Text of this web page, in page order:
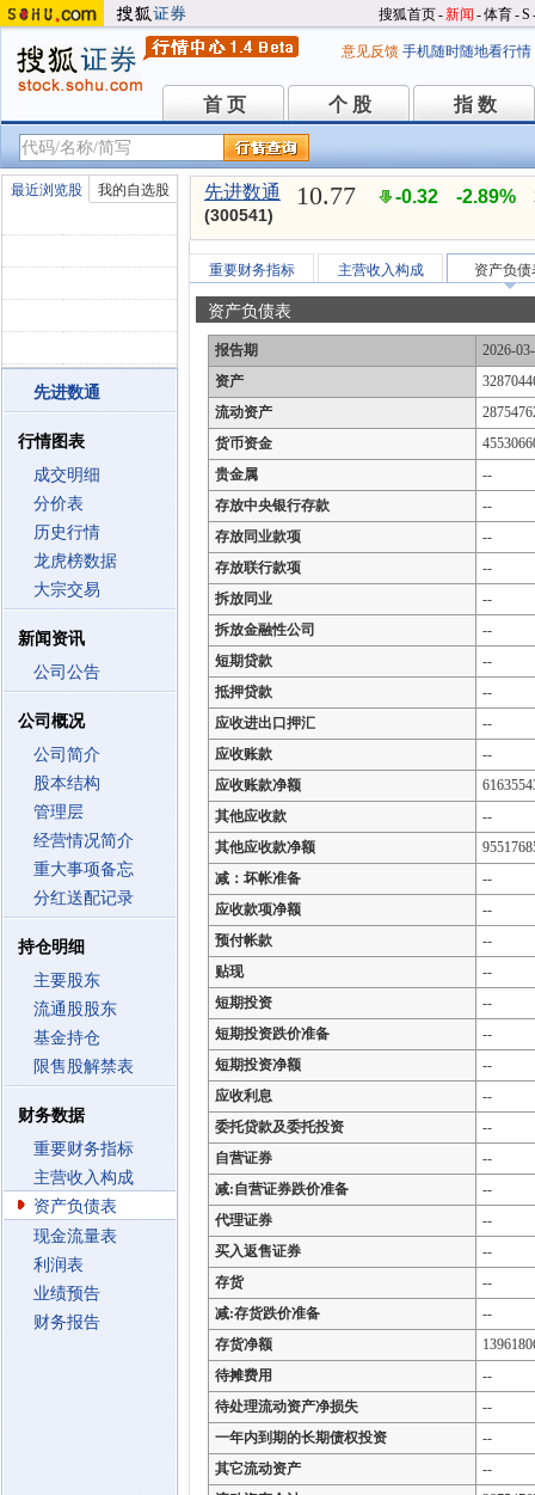
搜狐首页-新闻 -体育-S
意见反馈 手机随时随地看行情
首 页
首 页 个 股
个 股 指 数
指 数
最近浏览股 我的自选股
先进数通
行情图表
成交明细
分价表
历史行情
龙虎榜数据
大宗交易
新闻资讯
公司公告
公司概况
公司简介
股本结构
管理层
经营情况简介
重大事项备忘
分红送配记录
持仓明细
主要股东
流通股股东
基金持仓
限售股解禁表
财务数据
重要财务指标
主营收入构成
资产负债表
现金流量表
利润表
业绩预告
财务报告
先进数通
(300541)
10.77 -0.32 -2.89%
重要财务指标 主营收入构成 资产负债
资产负债表
报告期
2026-
资产
流动资产
货币资金
贵金属
--
存放中央银行存款
--
存放同业款项
--
存放联行款项
--
拆放同业
--
拆放金融性公司
--
短期贷款
--
抵押贷款
--
应收进出口押汇
--
应收账款
--
应收账款净额
其他应收款
--
其他应收款净额
减：坏帐准备
--
应收款项净额
--
预付帐款
--
贴现
--
短期投资
--
短期投资跌价准备
--
短期投资净额
--
应收利息
--
委托贷款及委托投资
--
自营证券
--
减:自营证券跌价准备
--
代理证券
--
买入返售证券
--
存货
--
减:存货跌价准备
--
存货净额
待摊费用
--
待处理流动资产净损失
--
一年内到期的长期债权投资
--
其它流动资产
--